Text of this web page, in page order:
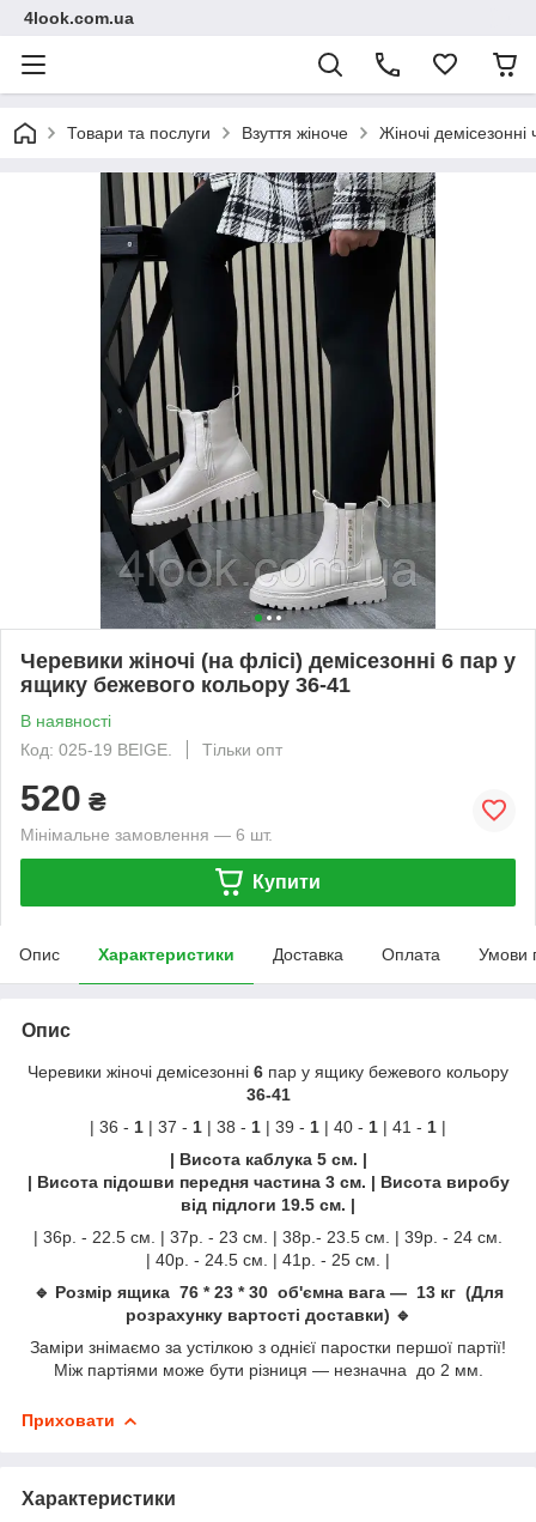
4look.com.ua
Товари та послуги Взуття жіноче Жіночі демісезонні
Черевики жіночі (на флісі) демісезонні 6 пар у
ящику бежевого кольору 36-41
В наявності
Код: 025-19 BEIGE.
Тільки опт
520 ₴
Мінімальне замовлення — 6 шт.
Купити
Опис Характеристики Доставка Оплата Умови
Опис
Черевики жіночі демісезонні 6 пар у ящику бежевого кольору
36-41
| 36 - 1 | 37 - 1 | 38 - 1 | 39 - 1 | 40 - 1 | 41 - 1 |
| Висота каблука 5 см. |
| Висота підошви передня частина 3 см. | Висота виробу
від підлоги 19.5 см. |
| 36р. - 22.5 см. | 37р. - 23 см. | 38р.- 23.5 см. | 39р. - 24 см.
| 40р. - 24.5 см. | 41р. - 25 см. |
🔹 Розмір ящика 76 * 23 * 30 об'ємна вага — 13 кг (Для
розрахунку вартості доставки) 🔹
Заміри знімаємо за устілкою з однієї паростки першої партії!
Між партіями може бути різниця — незначна до 2 мм.
Приховати
Характеристики